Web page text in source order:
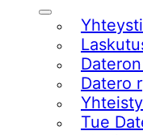
Alavalikko
Datero
Tue